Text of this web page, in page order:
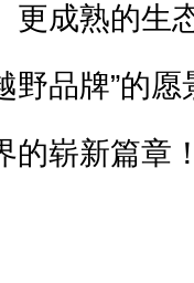
更成熟的生
野品牌”的
的崭新篇章